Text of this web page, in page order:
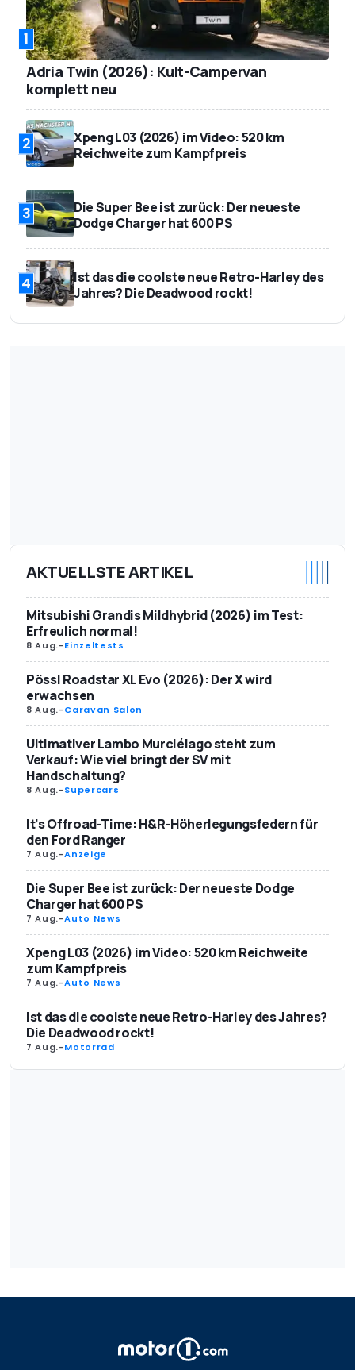
1
Adria Twin (2026): Kult-Campervan
komplett neu
2
Xpeng L03 (2026) im Video: 520 km
Reichweite zum Kampfpreis
3
Die Super Bee ist zurück: Der neueste
Dodge Charger hat 600 PS
4
Ist das die coolste neue Retro-Harley des
Jahres? Die Deadwood rockt!
AKTUELLSTE ARTIKEL
Mitsubishi Grandis Mildhybrid (2026) im Test:
Erfreulich normal!
8 Aug.-Einzeltests
Pössl Roadstar XL Evo (2026): Der X wird
erwachsen
8 Aug.-Caravan Salon
Ultimativer Lambo Murciélago steht zum
Verkauf: Wie viel bringt der SV mit
Handschaltung?
8 Aug.-Supercars
It’s Offroad-Time: H&R-Höherlegungsfedern für
den Ford Ranger
7 Aug.-Anzeige
Die Super Bee ist zurück: Der neueste Dodge
Charger hat 600 PS
7 Aug.-Auto News
Xpeng L03 (2026) im Video: 520 km Reichweite
zum Kampfpreis
7 Aug.-Auto News
Ist das die coolste neue Retro-Harley des Jahres?
Die Deadwood rockt!
7 Aug.-Motorrad